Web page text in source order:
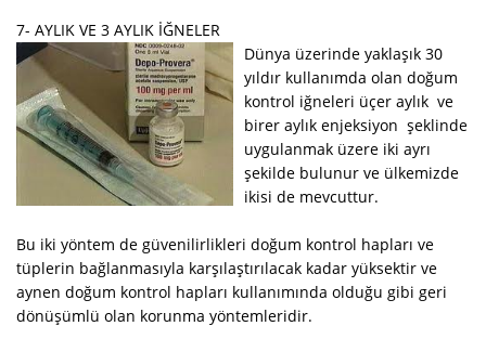
7- AYLIK VE 3 AYLIK İĞNELER
Dünya üzerinde yaklaşık 30
yıldır kullanımda olan doğum
kontrol iğneleri üçer aylık ve
birer aylık enjeksiyon şeklinde
uygulanmak üzere iki ayrı
şekilde bulunur ve ülkemizde
ikisi de mevcuttur.
Bu iki yöntem de güvenilirlikleri doğum kontrol hapları ve
tüplerin bağlanmasıyla karşılaştırılacak kadar yüksektir ve
aynen doğum kontrol hapları kullanımında olduğu gibi geri
dönüşümlü olan korunma yöntemleridir.